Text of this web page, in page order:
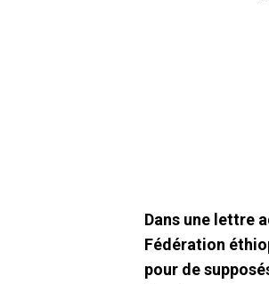
Dans une lettre
Fédération
pour de